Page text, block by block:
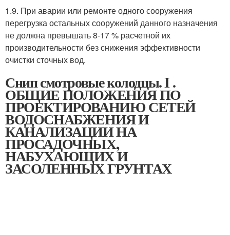
1.9. При аварии или ремонте одного сооружения
перегрузка остальных сооружений данного назначения
не должна превышать 8-17 % расчетной их
производительности без снижения эффективности
очистки сточных вод.
Снип смотровые колодцы. I .
ОБЩИЕ ПОЛОЖЕНИЯ ПО
ПРОЕКТИРОВАНИЮ СЕТЕЙ
ВОДОСНАБЖЕНИЯ И
КАНАЛИЗАЦИИ НА
ПРОСАДОЧНЫХ,
НАБУХАЮЩИХ И
ЗАСОЛЕННЫХ ГРУНТАХ